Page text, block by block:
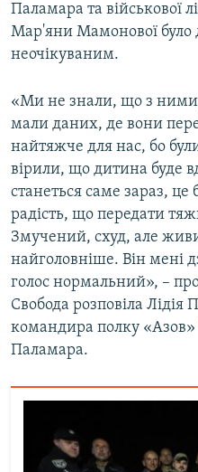
Паламара та військової
Мар'яни Мамонової було
неочікуваним.
«Ми не знали, що з
мали даних, де вони
найтяжче для нас, бо
вірили, що дитина буде
станеться саме зараз, це
радість, що передати
Змучений, схуд, але
найголовніше. Він мені
голос нормальний», –
Свобода розповіла
командира полку
Паламара.